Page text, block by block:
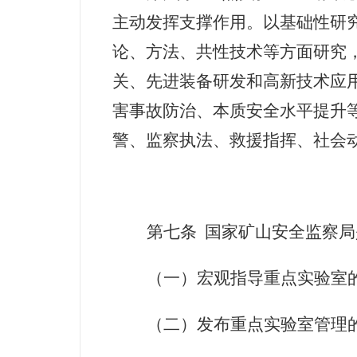
主动发挥支撑作用。以基础性研
论、方法、共性技术等方面研究
关、先进装备研发和高新技术应
害事故防治、本质安全水平提升
警、监察执法、救援指挥、社会
第七条 国家矿山安全监察
（一）宏观指导重点实验室
（二）发布重点实验室管理